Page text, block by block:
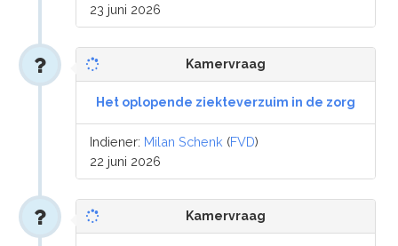
23 juni 2026
Kamervraag
Het oplopende ziekteverzuim in de zorg
Indiener: Milan Schenk (FVD)
22 juni 2026
Kamervraag